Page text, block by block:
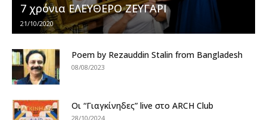
7 χρόνια ΕΛΕΥΘΕΡΟ ΖΕΥΓΑΡΙ
21/10/2020
Poem by Rezauddin Stalin from Bangladesh
08/08/2023
Οι “Γιαγκίνηδες” live στο ARCH Club
28/10/2024